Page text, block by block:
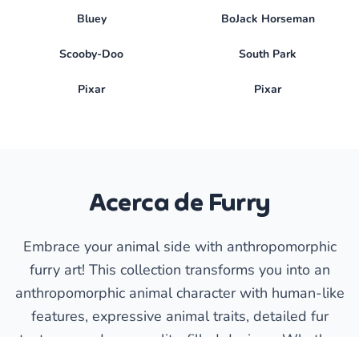
Bluey BoJack Horseman
Scooby-Doo South Park
Pixar Pixar
Acerca de Furry
Embrace your animal side with anthropomorphic
furry art! This collection transforms you into an
anthropomorphic animal character with human-like
features, expressive animal traits, detailed fur